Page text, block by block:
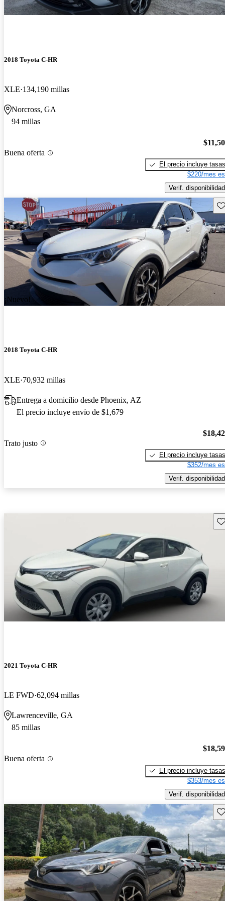
2018 Toyota C-HR
XLE 134,190 millas
Norcross, GA
94 millas
Buena oferta
El precio incluye tasas
$220/mes
Verif. disponibilidad
¡Nuevo!
2018 Toyota C-HR
XLE 70,932 millas
Entrega a domicilio desde Phoenix, AZ
El precio incluye envío de $1,679
Trato justo
El precio incluye tasas
$352/mes
Verif. disponibilidad
2021 Toyota C-HR
LE FWD 62,094 millas
Lawrenceville, GA
85 millas
Buena oferta
El precio incluye tasas
$353/mes
Verif. disponibilidad